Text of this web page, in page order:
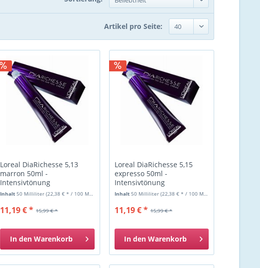
Artikel pro Seite:
Loreal DiaRichesse 5,13
marron 50ml -
Intensivtönung
Inhalt50 Milliliter(22,38 € * / 100 Milliliter)
15,99 € *
11,19 € *
In den Warenkorb
Loreal DiaRichesse 5,15
expresso 50ml -
Intensivtönung
Inhalt 50 Milliliter (22,38 € * / 100 Milliliter)
15,99 € *
11,19 € *
In den Warenkorb